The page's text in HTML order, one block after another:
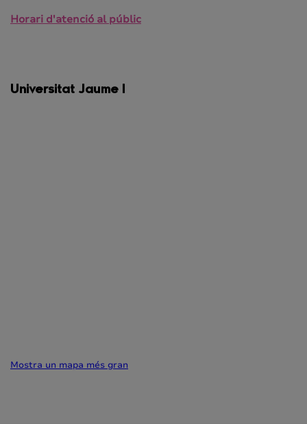
Horari d'atenció al públic
Universitat Jaume I
Mostra un mapa més gran